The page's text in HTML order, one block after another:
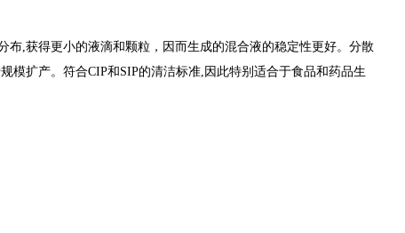
,获得更小的液滴和颗粒，因而生成的混合液的稳定性更好。分散
模扩产。符合CIP和SIP的清洁标准,因此特别适合于食品和药品生